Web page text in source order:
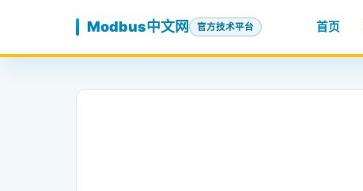
Modbus中文网 官方技术平台 首页